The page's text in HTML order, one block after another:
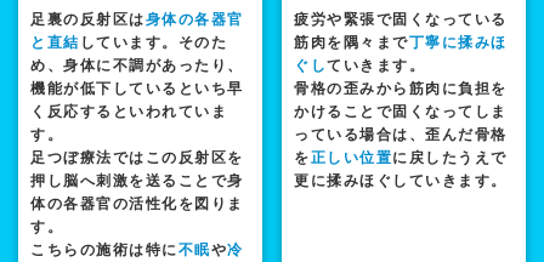
足裏の反射区は身体の各器官
と直結 しています。そのた
め、身体に不調があったり、
機能が低下しているといち早
く反応するといわれていま
す。
足つぼ療法ではこの反射区を
押し脳へ刺激を送ることで身
体の各器官の活性化を図りま
す。
こちらの施術は特に 不眠や冷
疲労や緊張で固くなっている
筋肉を隅々まで丁寧に揉みほ
ぐしていきます。
骨格の歪みから筋肉に負担を
かけることで固くなってしま
っている場合は、歪んだ骨格
を正しい位置に戻したうえで
更に揉みほぐしていきます。